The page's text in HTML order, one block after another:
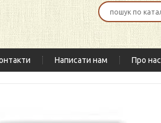
Написати нам Про нас